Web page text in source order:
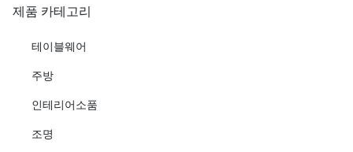
제품 카테고리
테이블웨어
주방
인테리어소품
조명